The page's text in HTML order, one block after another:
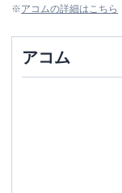
※アコムの詳細はこちら
アコム